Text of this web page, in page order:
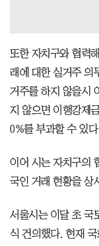
또한 자치구와 협력
래에 대한 실거주 의
거주를 하지 않을시
지 않으면 이행강제
0%를 부과할 수 있
이어 시는 자치구의
국인 거래 현황을 상
서울시는 이달 초 국
식 건의했다. 현재